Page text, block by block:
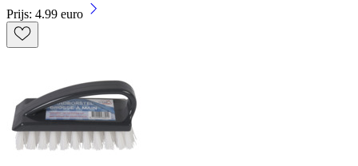
Prijs: 4.99 euro